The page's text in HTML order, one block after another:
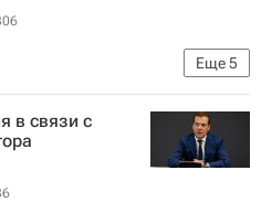
Еще5
Противостояние президентских сил и оппозиции в Сирии. Август 2013 года
в 2013 году
в связи с